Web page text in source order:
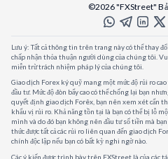
©2026 "FXStreet"
Lưu ý: Tất cả thông tin trên trang này có thể thay
chấp nhận thỏa thuận người dùng của chúng tôi.
miễn trừ trách nhiệm pháp lý của chúng tôi.
Giao dịch Forex ký quỹ mang một mức độ rủi ro
đầu tư. Mức độ đòn bẩy cao có thể chống lại bạn
quyết định giao dịch Forêx, bạn nên xem xét cẩn
khẩu vị rủi ro. Khả năng tồn tại là bạn có thể bị lỗ
mình và do đó bạn không nên đầu tư số tiền mà
thức được tất cả các rủi ro liên quan đến giao dịch
chính độc lập nếu bạn có bất kỳ nghi ngờ nào.
Các ý kiến được trình bày trên FXStreet là của các